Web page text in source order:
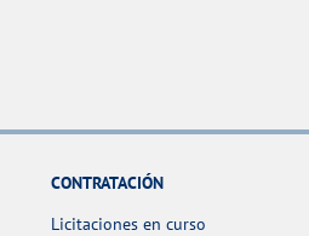
CONTRATACIÓN
Licitaciones en curso